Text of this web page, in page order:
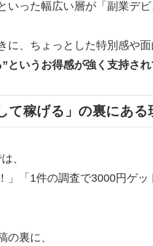
いった幅広い層が「副業デ
に、ちょっとした特別感や面
というお得感が強く支持され
て稼げる」の裏にある
、
「1件の調査で3000円ゲ
の裏に、